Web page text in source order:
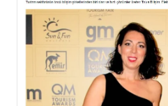
hızlı çözümler üreten
markasıyla...